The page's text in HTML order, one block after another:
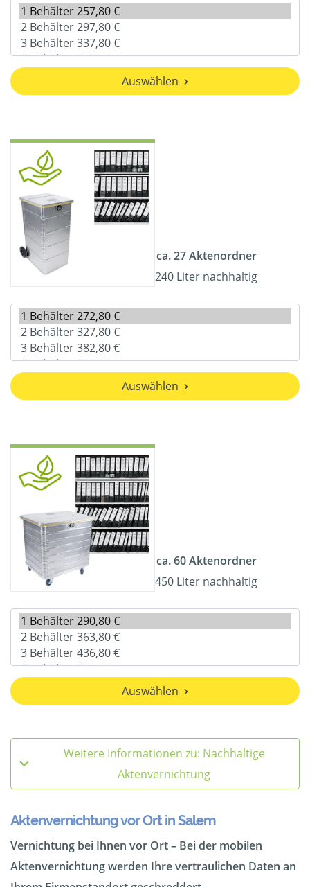
Auswählen
ca. 27 Aktenordner
240 Liter nachhaltig
Auswählen
ca. 60 Aktenordner
450 Liter nachhaltig
Auswählen
Weitere Informationen zu: Nachhaltige
Aktenvernichtung
Aktenvernichtung vor Ort in Salem
Vernichtung bei Ihnen vor Ort – Bei der mobilen
Aktenvernichtung werden Ihre vertraulichen Daten an